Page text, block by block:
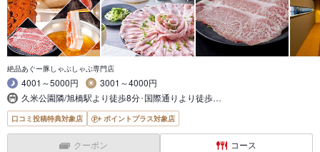
絶品あぐー豚しゃぶしゃぶ専門店
4001～5000円
3001～4000円
久米公園隣/旭橋駅より徒歩8分･国際通りより徒歩…
口コミ投稿特典対象店 ポイントプラス対象店
クーポン コース